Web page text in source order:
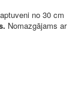
no 30 cm
Nomazgājams ar